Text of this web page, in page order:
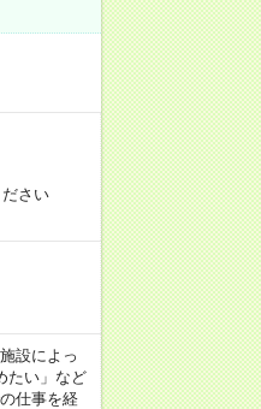
さい
設によっ
たい」など
仕事を経